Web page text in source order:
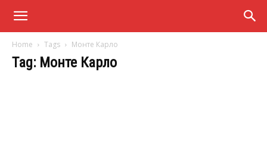
Home Tags Монте Карло
Tag: Монте Карло